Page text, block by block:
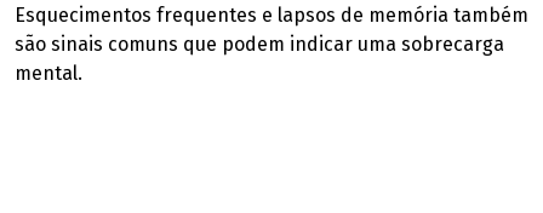
Esquecimentos frequentes e lapsos de memória também
são sinais comuns que podem indicar uma sobrecarga
mental.